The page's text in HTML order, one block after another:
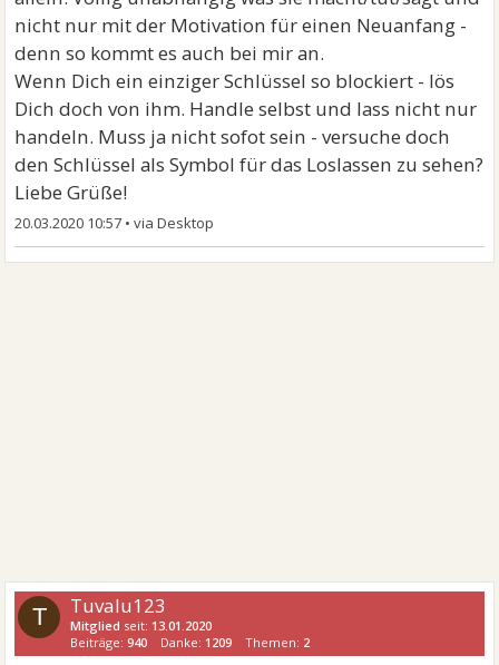
nicht nur mit der Motivation für einen Neuanfang -
denn so kommt es auch bei mir an.
Wenn Dich ein einziger Schlüssel so blockiert - lös
Dich doch von ihm. Handle selbst und lass nicht nur
handeln. Muss ja nicht sofot sein - versuche doch
den Schlüssel als Symbol für das Loslassen zu sehen?
Liebe Grüße!
20.03.2020 10:57 •
T Tuvalu123
Mitglied seit: 13.01.2020
Beiträge:940 Danke: 1209 Themen: 2